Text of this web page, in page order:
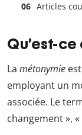
Articles
Qu’est-
La métonymie
employant un
associée. Le
changement »,